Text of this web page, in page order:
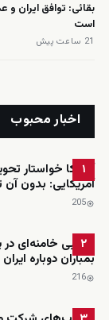
بقائی: توافق ایران
است
21 ساعت پیش
اخبار محبوب
۱
آمریکا خواستار
آمریکایی: بدون
205
۲
مجتبی خامنه‌ای
بمباران دوباره ایران
216